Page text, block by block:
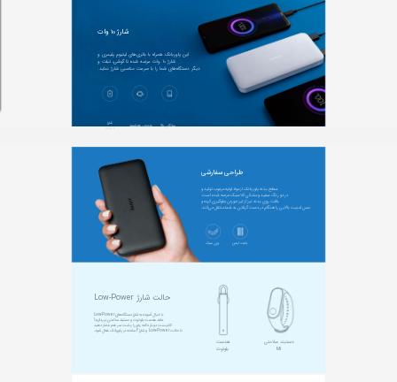
شارژ 10 وات
دیگر دستگاه‌های شما را با سرعت مناسبی شارژ نماید.
سازگاری بالا خروجی هوشمند
شارژ
10 وات
طراحی سفارشی
حس امنیت بالایی را هنگام در دست گرفتن به شما منتقل می‌کند.
بافت ایمن وزن سبک
با خیال آسوده به شارژ دستگاه‌هایLow-Power
مانند هدست بلوتوث و دستبند سلامتی بپردازید!
کافیست دو بار دکمه پاور را پشت سر هم فشار دهید
تا حالتLow-Power  و شارژ 2 ساعته در پاوربانک فعال شود.
حالت شارژ Low-Power
هدست
بلوتوث
Mi